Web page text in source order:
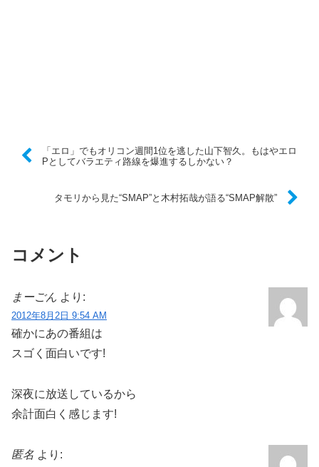
「エロ」でもオリコン週間1位を逃した山下智久。もはやエロ
Pとしてバラエティ路線を爆進するしかない？
タモリから見た“SMAP”と木村拓哉が語る“SMAP解散”
コメント
まーごん より:
2012年8月2日 9:54 AM
確かにあの番組は
スゴく面白いです!
深夜に放送しているから
余計面白く感じます!
匿名 より: